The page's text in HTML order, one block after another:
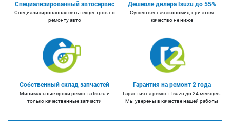
Специализированный автосервис
Специализированная сеть техцентров по
ремонту авто
Дешевле дилера Isuzu до 55%
Существенная экономия, при этом
качество не ниже
Собственный склад запчастей
Минимальные сроки ремонта Isuzu и
только качественные запчасти
Гарантия на ремонт 2 года
Гарантия на ремонт Isuzu до 24 месяцев.
Мы уверены в качестве нашей работы